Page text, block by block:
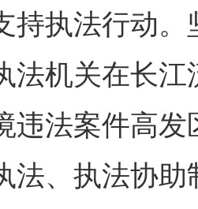
执法行动。
法机关在长
违法案件高
法、执法协助